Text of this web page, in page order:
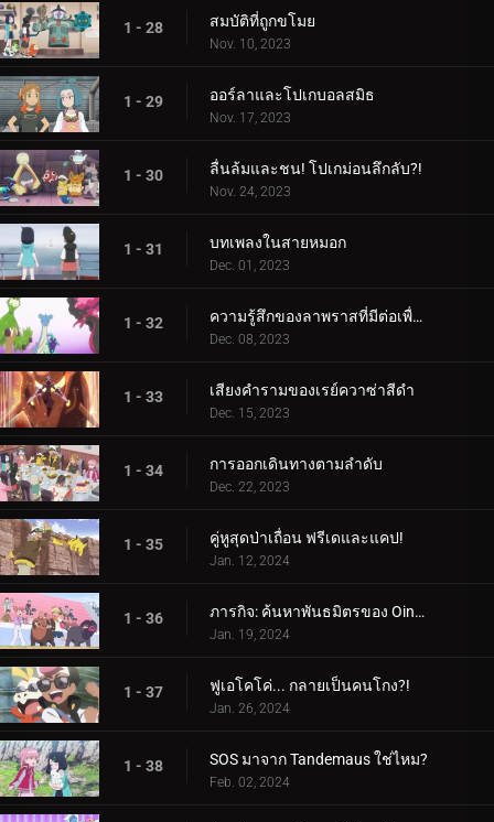
1 - 28 สมบัติที่ถูกขโมย
Nov. 10, 2023
1 - 29 ออร์ลาและโปเกบอลสมิธ
Nov. 17, 2023
1 - 30 ลื่นล้มและชน! โปเกม่อนลึกลับ?!
Nov. 24, 2023
1 - 31 บทเพลงในสายหมอก
Dec. 01, 2023
1 - 32 ความรู้สึกของลาพราสที่มีต่อเพื่อน
Dec. 08, 2023
1 - 33 เสียงคำรามของเรย์ควาซ่าสีดำ
Dec. 15, 2023
1 - 34 การออกเดินทางตามลำดับ
Dec. 22, 2023
1 - 35 คู่หูสุดป่าเถื่อน ฟรีเดและแคป!
Jan. 12, 2024
1 - 36 ภารกิจ: ค้นหาพันธมิตรของ Oinkologne!
Jan. 19, 2024
1 - 37 ฟูเอโคโค่... กลายเป็นคนโกง?!
Jan. 26, 2024
1 - 38 SOS มาจาก Tandemaus ใช่ไหม?
Feb. 02, 2024